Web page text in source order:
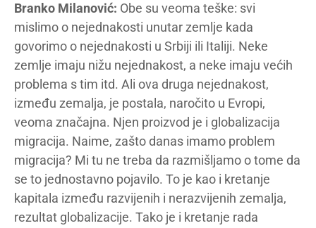
Branko Milanović: Obe su veoma teške: svi
mislimo o nejednakosti unutar zemlje kada
govorimo o nejednakosti u Srbiji ili Italiji. Neke
zemlje imaju nižu nejednakost, a neke imaju većih
problema s tim itd. Ali ova druga nejednakost,
između zemalja, je postala, naročito u Evropi,
veoma značajna. Njen proizvod je i globalizacija
migracija. Naime, zašto danas imamo problem
migracija? Mi tu ne treba da razmišljamo o tome da
se to jednostavno pojavilo. To je kao i kretanje
kapitala između razvijenih i nerazvijenih zemalja,
rezultat globalizacije. Tako je i kretanje rada